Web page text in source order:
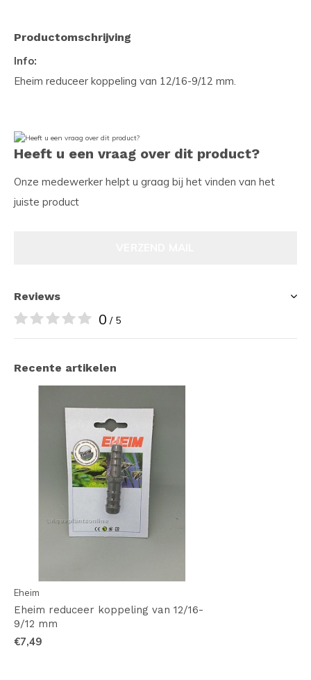
Productomschrijving
Info:
Eheim reduceer koppeling van 12/16-9/12 mm.
Heeft u een vraag over dit product?
Onze medewerker helpt u graag bij het vinden van het
juiste product
Reviews
0 / 5
Recente artikelen
Eheim
Eheim reduceer koppeling van 12/16-
9/12 mm
€7,49